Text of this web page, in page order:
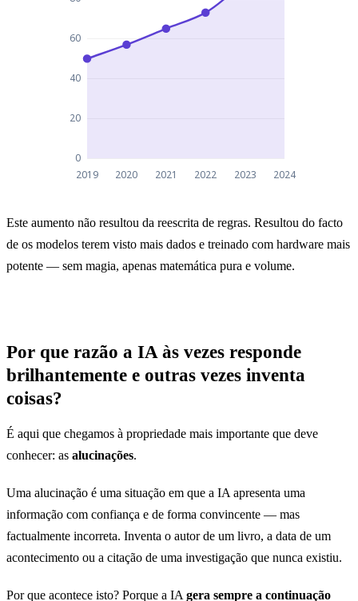
Melhoria do desempenho da IA no benchmark
2024 92
Este aumento não resultou da reescrita de regras. Resultou do facto
de os modelos terem visto mais dados e treinado com hardware mais
potente — sem magia, apenas matemática pura e volume.
Por que razão a IA às vezes responde
brilhantemente e outras vezes inventa
coisas?
É aqui que chegamos à propriedade mais importante que deve
conhecer: as alucinações.
Uma alucinação é uma situação em que a IA apresenta uma
informação com confiança e de forma convincente — mas
factualmente incorreta. Inventa o autor de um livro, a data de um
acontecimento ou a citação de uma investigação que nunca existiu.
Por que acontece isto? Porque a IA gera sempre a continuação